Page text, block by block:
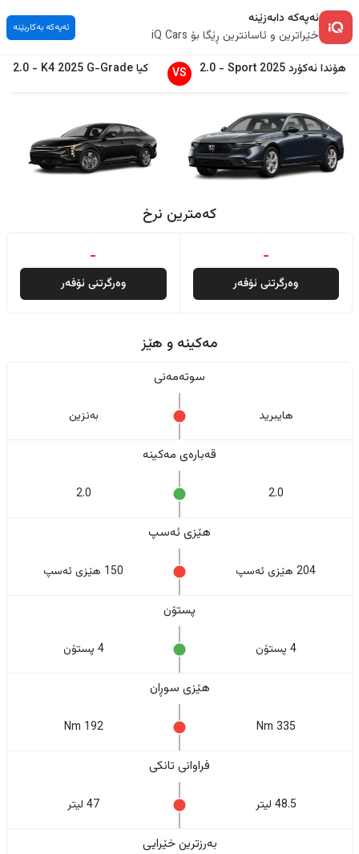
ئەپەکە دابەزێنە
خێراترین و ئاسانترین ڕێگا بۆ iQ Cars
ئەپەکە بەکاربێنە
هۆندا ئەکۆرد2025
Sport
-
2.0
VS کیا K4 2025 G-Grade
-
2.0
کەمترین نرخ
-
وەرگرتنی ئۆفەر
-
وەرگرتنی ئۆفەر
مەکینە و هێز
سوتەمەنی
هایبرید بەنزین
قەبارەی مەکینە
2.0
2.0
هێزی ئەسپ
204 هێزی ئەسپ 150 هێزی ئەسپ
پستۆن
4 پستۆن 4 پستۆن
هێزی سوڕان
335 Nm
192 Nm
فراوانی تانکی
48.5 لیتر 47 لیتر
بەرزترین خێرایی